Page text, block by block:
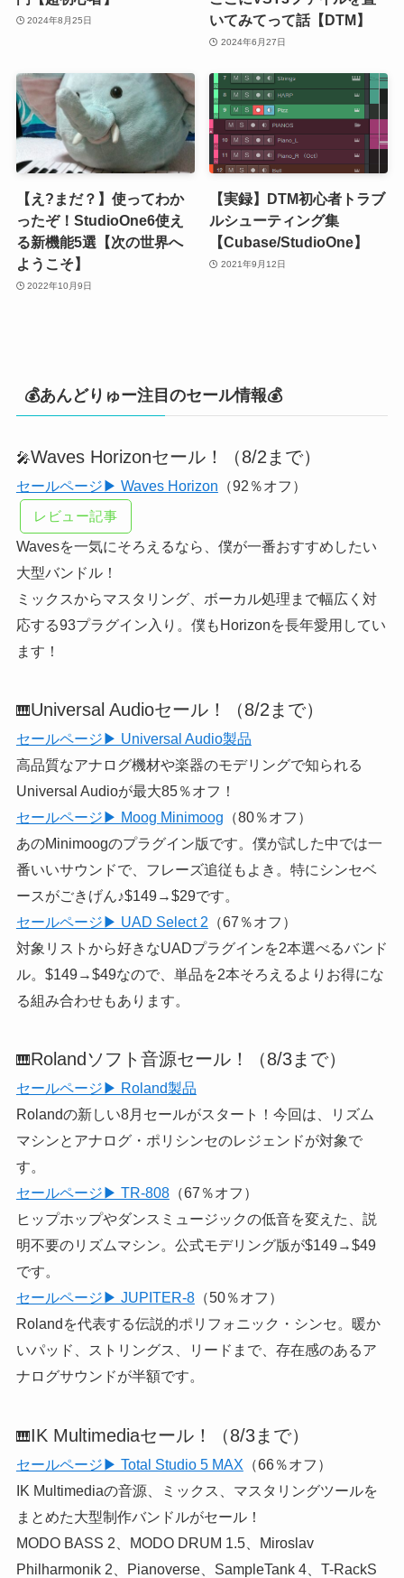
2024年8月25日
いてみてって話【DTM】
2024年6月27日
【え?まだ？】使ってわか
ったぞ！StudioOne6使え
る新機能5選【次の世界へ
ようこそ】
2022年10月9日
【実録】DTM初心者トラブ
ルシューティング集
【Cubase/StudioOne】
2021年9月12日
💰あんどりゅー注目のセール情報💰
🎤Waves Horizonセール！（8/2まで）
セールページ▶ Waves Horizon （92％オフ）
レビュー記事
Wavesを一気にそろえるなら、僕が一番おすすめしたい
大型バンドル！
ミックスからマスタリング、ボーカル処理まで幅広く対
応する93プラグイン入り。僕もHorizonを長年愛用してい
ます！
🎹Universal Audioセール！（8/2まで）
セールページ▶ Universal Audio製品
高品質なアナログ機材や楽器のモデリングで知られる
Universal Audioが最大85％オフ！
セールページ▶ Moog Minimoog （80％オフ）
あのMinimoogのプラグイン版です。僕が試した中では一
番いいサウンドで、フレーズ追従もよき。特にシンセベ
ースがごきげん♪$149→$29です。
セールページ▶ UAD Select 2 （67％オフ）
対象リストから好きなUADプラグインを2本選べるバンド
ル。$149→$49なので、単品を2本そろえるよりお得にな
る組み合わせもあります。
🎹Rolandソフト音源セール！（8/3まで）
セールページ▶ Roland製品
Rolandの新しい8月セールがスタート！今回は、リズム
マシンとアナログ・ポリシンセのレジェンドが対象で
す。
セールページ▶ TR-808（67％オフ）
ヒップホップやダンスミュージックの低音を変えた、説
明不要のリズムマシン。公式モデリング版が$149→$49
です。
セールページ▶ JUPITER-8（50％オフ）
Rolandを代表する伝説的ポリフォニック・シンセ。暖か
いパッド、ストリングス、リードまで、存在感のあるア
ナログサウンドが半額です。
🎹IK Multimediaセール！（8/3まで）
セールページ▶ Total Studio 5 MAX （66％オフ）
IK Multimediaの音源、ミックス、マスタリングツールを
まとめた大型制作バンドルがセール！
MODO BASS 2、MODO DRUM 1.5、Miroslav
Philharmonik 2、Pianoverse、SampleTank 4、T-RackS